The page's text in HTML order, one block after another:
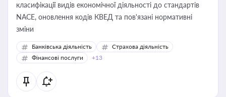
класифікації видів економічної діяльності до стандартів
NACE, оновлення кодів КВЕД та пов'язані нормативні
зміни
Банківська діяльність
Страхова діяльність
Фінансові послуги
+13